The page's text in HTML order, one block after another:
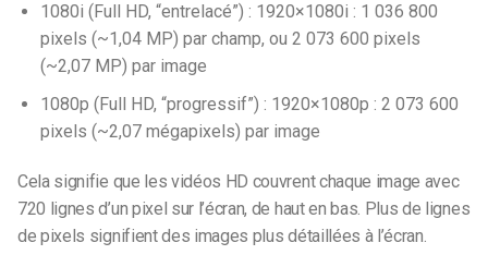
1080i (Full HD, “entrelacé”) : 1920×1080i : 1 036 800
pixels (~1,04 MP) par champ, ou 2 073 600 pixels
(~2,07 MP) par image
1080p (Full HD, “progressif”) : 1920×1080p : 2 073 600
pixels (~2,07 mégapixels) par image
Cela signifie que les vidéos HD couvrent chaque image avec
720 lignes d’un pixel sur l’écran, de haut en bas. Plus de lignes
de pixels signifient des images plus détaillées à l’écran.